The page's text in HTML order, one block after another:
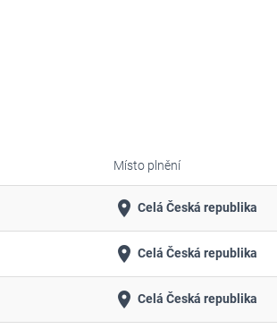
Místo plnění
place Celá Česká republika
place Celá Česká republika
place Celá Česká republika